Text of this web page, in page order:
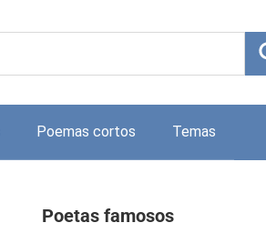
Poemas cortos Temas
Poetas famosos